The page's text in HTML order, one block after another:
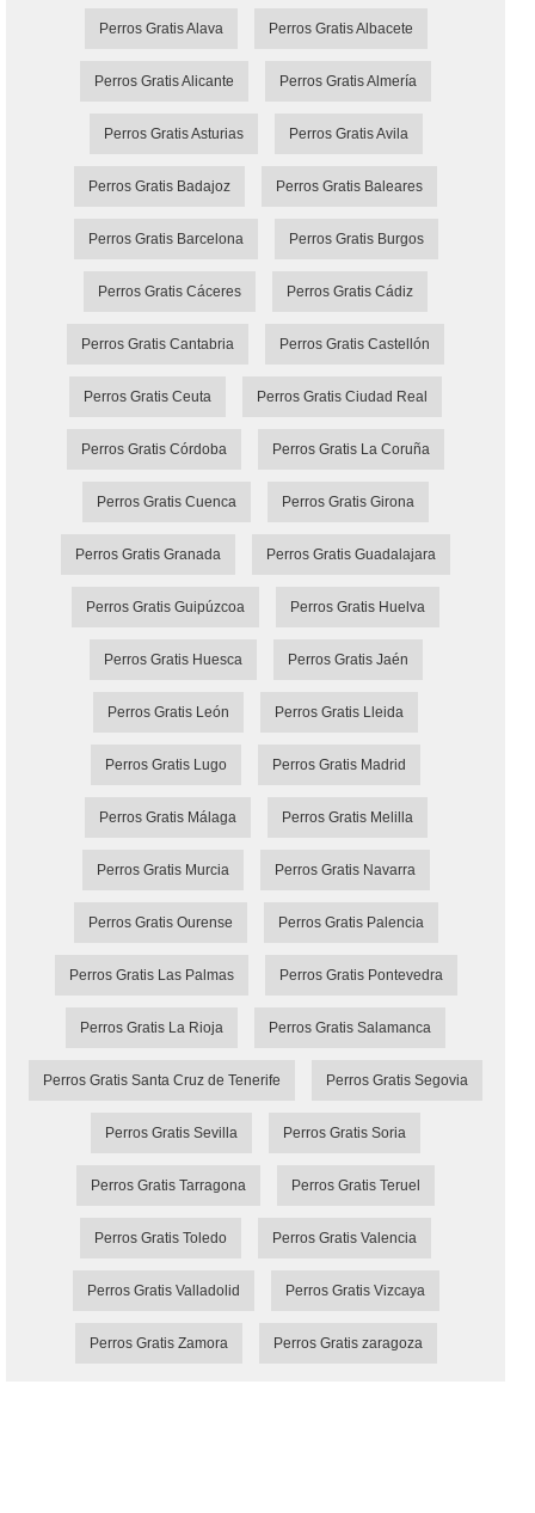
Perros Gratis Alava Perros Gratis Albacete
Perros Gratis Alicante Perros Gratis Almería
Perros Gratis Asturias Perros Gratis Avila
Perros Gratis Badajoz Perros Gratis Baleares
Perros Gratis Barcelona Perros Gratis Burgos
Perros Gratis Cáceres Perros Gratis Cádiz
Perros Gratis Cantabria Perros Gratis Castellón
Perros Gratis Ceuta Perros Gratis Ciudad Real
Perros Gratis Córdoba Perros Gratis La Coruña
Perros Gratis Cuenca Perros Gratis Girona
Perros Gratis Granada Perros Gratis Guadalajara
Perros Gratis Guipúzcoa Perros Gratis Huelva
Perros Gratis Huesca Perros Gratis Jaén
Perros Gratis León Perros Gratis Lleida
Perros Gratis Lugo Perros Gratis Madrid
Perros Gratis Málaga Perros Gratis Melilla
Perros Gratis Murcia Perros Gratis Navarra
Perros Gratis Ourense Perros Gratis Palencia
Perros Gratis Las Palmas Perros Gratis Pontevedra
Perros Gratis La Rioja Perros Gratis Salamanca
Perros Gratis Santa Cruz de Tenerife Perros Gratis Segovia
Perros Gratis Sevilla Perros Gratis Soria
Perros Gratis Tarragona Perros Gratis Teruel
Perros Gratis Toledo Perros Gratis Valencia
Perros Gratis Valladolid Perros Gratis Vizcaya
Perros Gratis Zamora Perros Gratis zaragoza